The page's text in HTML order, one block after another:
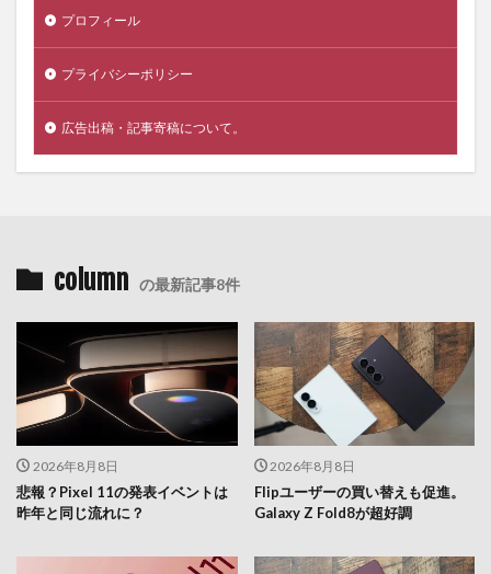
プロフィール
プライバシーポリシー
広告出稿・記事寄稿について。
column の最新記事8件
2026年8月8日
悲報？Pixel 11の発表イベントは
昨年と同じ流れに？
2026年8月8日
Flipユーザーの買い替えも促進。
Galaxy Z Fold8が超好調